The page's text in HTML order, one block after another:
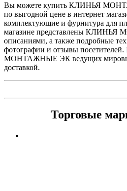
Вы можете купить КЛИНЬЯ
по выгодной цене в интернет
комплектующие и фурнитура для
магазине представлены
описаниями, а также подробные
фотографии и отзывы
МОНТАЖНЫЕ ЭК ведущих мировых
доставкой.
Торговые